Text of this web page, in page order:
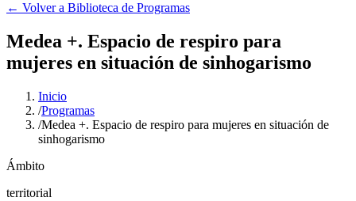
← Volver a Biblioteca de Programas
Medea +. Espacio de respiro para
mujeres en situación de sinhogarismo
Inicio
/Programas
/Medea +. Espacio de respiro para mujeres en situación de
sinhogarismo
Ámbito
territorial